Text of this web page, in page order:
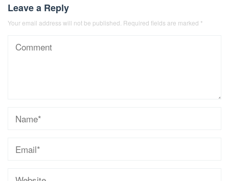
Leave a Reply
Your email address will not be published. Required fields are marked *